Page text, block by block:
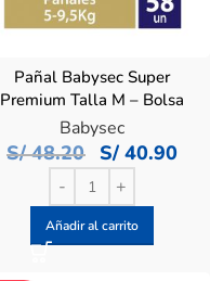
Pañal Babysec Super
Premium Talla M – Bolsa
58 Un
Babysec
S/48.20 S/40.90
Añadir al carrito